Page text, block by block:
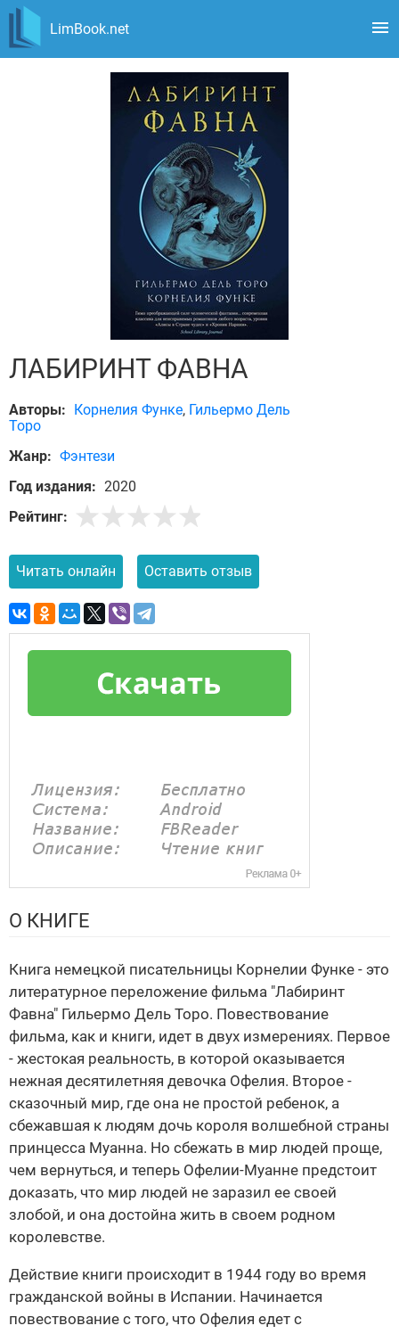
LimBook.net
ЛАБИРИНТ ФАВНА
Авторы: Корнелия Функе, Гильермо Дель
Торо
Жанр: Фэнтези
Год издания: 2020
Рейтинг:
Читать онлайн Оставить отзыв
О КНИГЕ
Книга немецкой писательницы Корнелии Функе - это
литературное переложение фильма "Лабиринт
Фавна" Гильермо Дель Торо. Повествование
фильма, как и книги, идет в двух измерениях. Первое
- жестокая реальность, в которой оказывается
нежная десятилетняя девочка Офелия. Второе -
сказочный мир, где она не простой ребенок, а
сбежавшая к людям дочь короля волшебной страны
принцесса Муанна. Но сбежать в мир людей проще,
чем вернуться, и теперь Офелии-Муанне предстоит
доказать, что мир людей не заразил ее своей
злобой, и она достойна жить в своем родном
королевстве.
Действие книги происходит в 1944 году во время
гражданской войны в Испании. Начинается
повествование с того, что Офелия едет с